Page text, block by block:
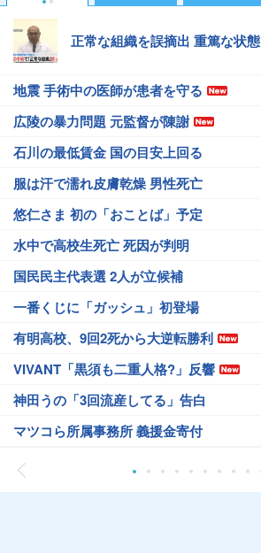
正常な組織を誤摘出 重篤な状態
地震 手術中の医師が患者を守る
広陵の暴力問題 元監督が陳謝
石川の最低賃金 国の目安上回る
服は汗で濡れ皮膚乾燥 男性死亡
悠仁さま 初の「おことば」予定
水中で高校生死亡 死因が判明
国民民主代表選 2人が立候補
一番くじに「ガッシュ」初登場
有明高校、9回2死から大逆転勝利
VIVANT「黒須も二重人格?」反響
神田うの「3回流産してる」告白
マツコら所属事務所 義援金寄付